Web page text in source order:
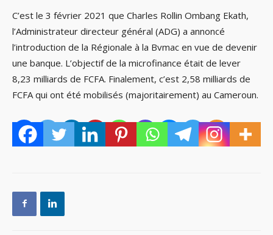
C’est le 3 février 2021 que Charles Rollin Ombang Ekath,
l’Administrateur directeur général (ADG) a annoncé
l’introduction de la Régionale à la Bvmac en vue de devenir
une banque. L’objectif de la microfinance était de lever
8,23 milliards de FCFA. Finalement, c’est 2,58 milliards de
FCFA qui ont été mobilisés (majoritairement) au Cameroun.